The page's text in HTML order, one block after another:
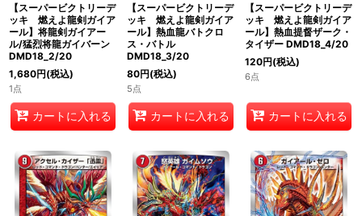
【スーパービクトリーデ
ッキ 燃えよ龍剣ガイア
ール】将龍剣ガイアー
ル/猛烈将龍ガイバーン
DMD18_2/20
1,680円(税込)
1点
カートに入れる
【スーパービクトリーデ
ッキ 燃えよ龍剣ガイア
ール】熱血龍バトクロ
ス・バトル
DMD18_3/20
80円(税込)
5点
カートに入れる
【スーパービクトリーデ
ッキ 燃えよ龍剣ガイア
ール】熱血提督ザーク・
タイザー DMD18_4/20
120円(税込)
6点
カートに入れる